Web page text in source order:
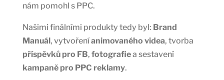
nám pomohl s PPC.
Našimi finálními produkty tedy byl: Brand
Manuál, vytvořeníanimovaného videa, tvorba
příspěvků pro FB, fotografiea sestavení
kampaně pro PPC reklamy.